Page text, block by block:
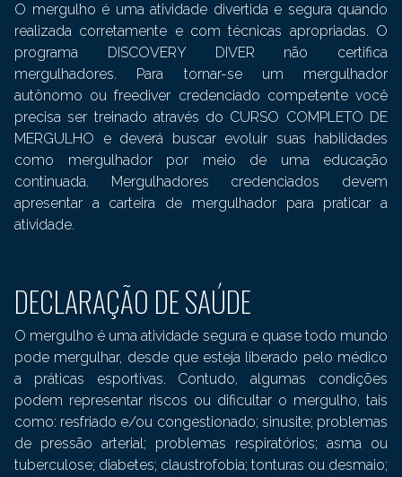
O mergulho é uma atividade divertida e segura quando
realizada corretamente e com técnicas apropriadas. O
programa DISCOVERY DIVER não certifica
mergulhadores. Para tornar-se um mergulhador
autônomo ou freediver credenciado competente você
precisa ser treinado através do CURSO COMPLETO DE
MERGULHO e deverá buscar evoluir suas habilidades
como mergulhador por meio de uma educação
continuada. Mergulhadores credenciados devem
apresentar a carteira de mergulhador para praticar a
atividade.
DECLARAÇÃO DE SAÚDE
O mergulho é uma atividade segura e quase todo mundo
pode mergulhar, desde que esteja liberado pelo médico
a práticas esportivas. Contudo, algumas condições
podem representar riscos ou dificultar o mergulho, tais
como: resfriado e/ou congestionado; sinusite; problemas
de pressão arterial; problemas respiratórios; asma ou
tuberculose; diabetes; claustrofobia; tonturas ou desmaio;